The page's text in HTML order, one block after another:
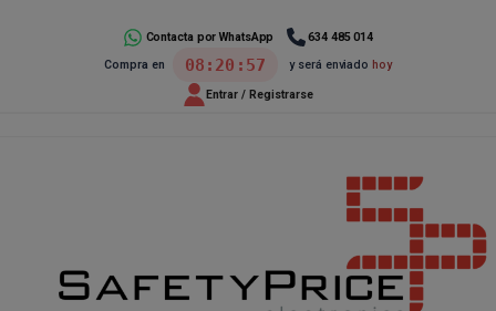
Contacta por WhatsApp
634 485 014
Compra en
08:20:57 y será enviado hoy
Entrar / Registrarse